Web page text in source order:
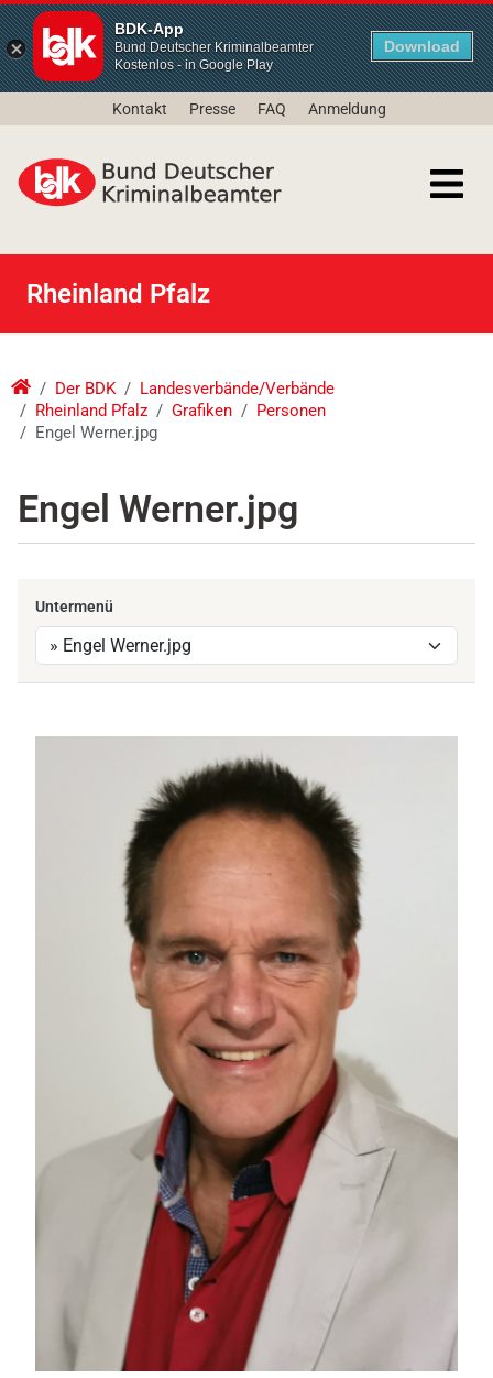
BDK-App
Bund Deutscher Kriminalbeamter
Kostenlos - in Google Play
Download
Kontakt Presse FAQ Anmeldung
Rheinland Pfalz
Der BDK
Landesverbände/Verbände
Rheinland Pfalz
Grafiken
Personen
Engel Werner.jpg
Engel Werner.jpg
Untermenü